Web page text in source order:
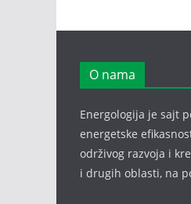
O nama
Energologija je sajt
energetske
održivog razvoja i
i drugih oblasti, na